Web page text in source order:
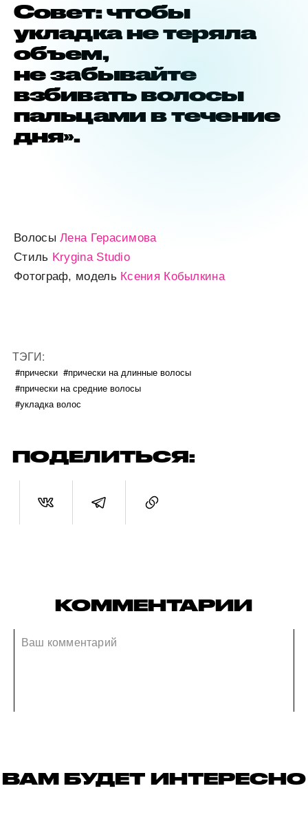
Совет: чтобы
укладка не теряла
объем,
не забывайте
взбивать волосы
пальцами в течение
дня».
ВолосыЛена Герасимова
Стиль Krygina Studio
Фотограф, модель Ксения Кобылкина
ТЭГИ:
#прически #прически на длинные волосы
#прически на средние волосы
#укладка волос
ПОДЕЛИТЬСЯ:
КОММЕНТАРИИ
ВАМ БУДЕТ ИНТЕРЕСНО